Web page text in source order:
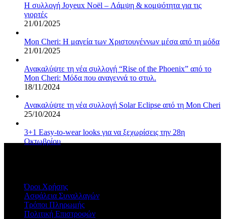
Η συλλογή Joyeux Noël – Λάμψη & κομψότητα για τις
γιορτές
21/01/2025
Mon Cheri: Η μαγεία των Χριστουγέννων μέσα από τη μόδα
21/01/2025
Ανακαλύψτε τη νέα συλλογή “Rise of the Phoenix” από το
Mon Cheri: Μόδα που αναγεννά το στυλ.
18/11/2024
Ανακαλύψτε τη νέα συλλογή Solar Eclipse από τη Mon Cheri
25/10/2024
3+1 Easy-to-wear looks για να ξεχωρίσεις την 28η
Οκτωβρίου
Όροι Χρήσης
Ασφάλεια Συναλλαγών
Τρόποι Πληρωμής
Πολιτική Επιστροφών